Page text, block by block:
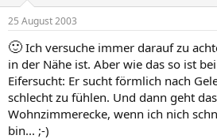
25 August 2003
🙂 Ich versuche immer darauf zu
in der Nähe ist. Aber wie das so ist
Eifersucht: Er sucht förmlich nach
schlecht zu fühlen. Und dann geht
Wohnzimmerecke, wenn ich nich
bin... ;-)